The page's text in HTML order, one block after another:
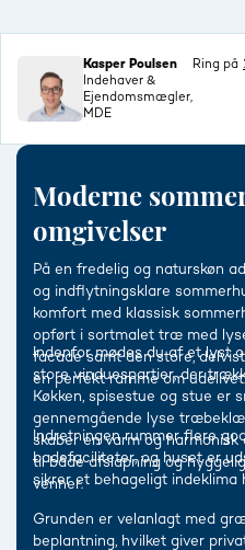
Kasper Poulsen
Indehaver &
Ejendomsmægler,
MDE
Ring på
Moderne
omgivelser
På en fredelig og naturskøn
og indflytningsklare
komfort med klassisk
opført i sortmalet træ med
facade samt den store,
en perfekt ramme om udelivet.
Indenfor mødes du af et lyst
store vinduespartier, der
Køkken, spisestue og stue er
gennemgående lyse
skaber en varm og
til både afslapning og
venner.
Indretningen rummer flere
badefaciliteter, og huset er
sikrer et behageligt indeklima
Grunden er velanlagt med
beplantning, hvilket giver